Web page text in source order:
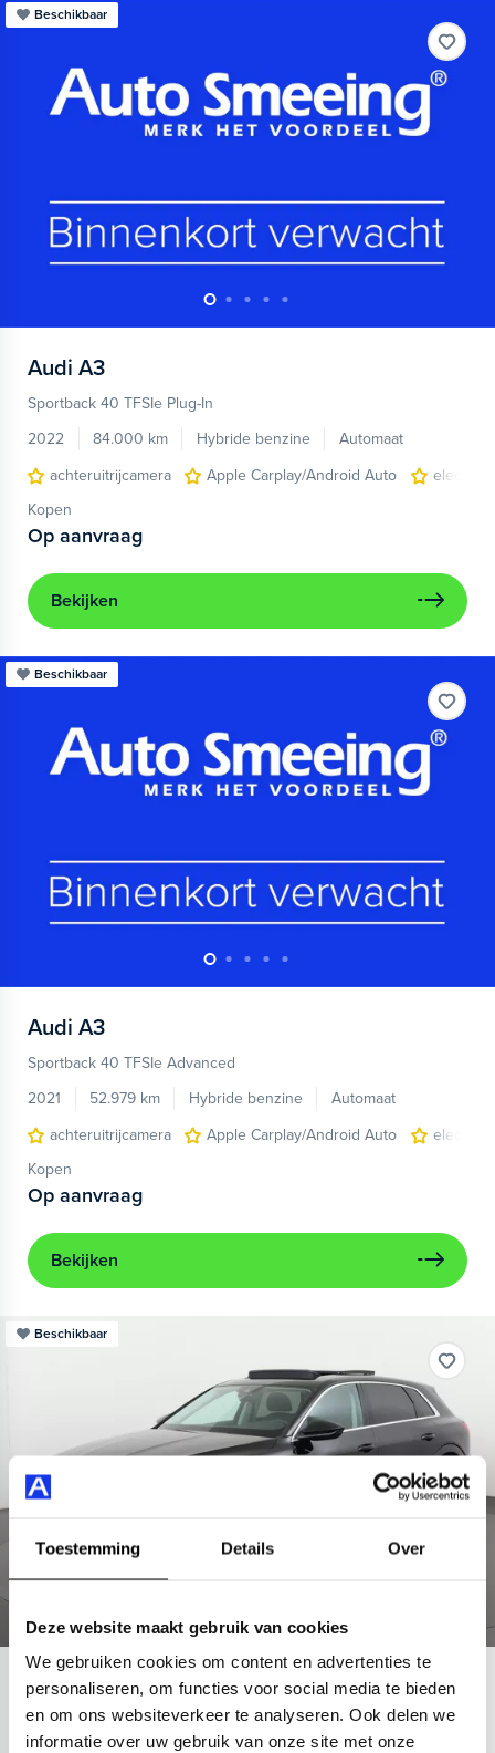
Toestemming Details Over
Deze website maakt gebruik van cookies
We gebruiken cookies om content en advertenties te
personaliseren, om functies voor social media te bieden
en om ons websiteverkeer te analyseren. Ook delen we
informatie over uw gebruik van onze site met onze
Beschikbaar
Audi A3
Sportback 40 TFSIe Plug-In
2022
84.000 km Hybride benzine
Automaat
achteruitrijcamera
Apple Carplay/Android Auto
Kopen
Op aanvraag
Bekijken
Beschikbaar
Audi A3
Sportback 40 TFSIe Advanced
2021
52.979 km Hybride benzine
Automaat
achteruitrijcamera
Apple Carplay/Android Auto
Kopen
Op aanvraag
Bekijken
Beschikbaar
Audi e-tron
55 quattro Advanced 95 kWh